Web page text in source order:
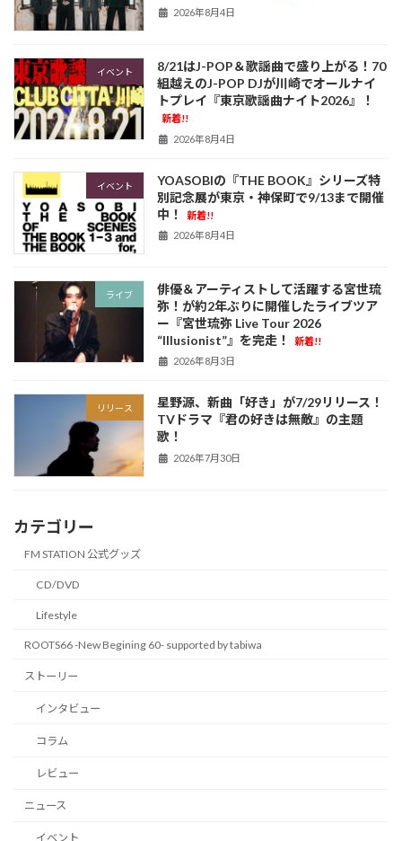
2026年8月4日
イベント
8/21はJ-POP＆歌謡曲で盛り上がる！70
組越えのJ-POP DJが川崎でオールナイ
トプレイ『東京歌謡曲ナイト2026』！
新着!!
2026年8月4日
イベント
YOASOBIの『THE BOOK』シリーズ特
別記念展が東京・神保町で9/13まで開催
中！
新着!!
2026年8月4日
ライブ
俳優＆アーティストして活躍する宮世琉
弥！が約2年ぶりに開催したライブツア
ー『宮世琉弥 Live Tour 2026
“Illusionist”』を完走！
新着!!
2026年8月3日
リリース
星野源、新曲「好き」が7/29リリース！
TVドラマ『君の好きは無敵』の主題
歌！
2026年7月30日
カテゴリー
FM STATION 公式グッズ
CD/DVD
Lifestyle
ROOTS66 -New Begining 60- supported by tabiwa
ストーリー
インタビュー
コラム
レビュー
ニュース
イベント